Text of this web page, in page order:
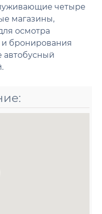
четыре
магазины,
осмотра
и бронирования
автобусный